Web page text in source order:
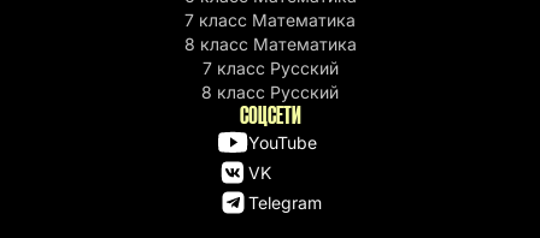
7 класс Математика
8 класс Математика
7 класс Русский
8 класс Русский
СОЦСЕТИ
YouTube
VK
Telegram